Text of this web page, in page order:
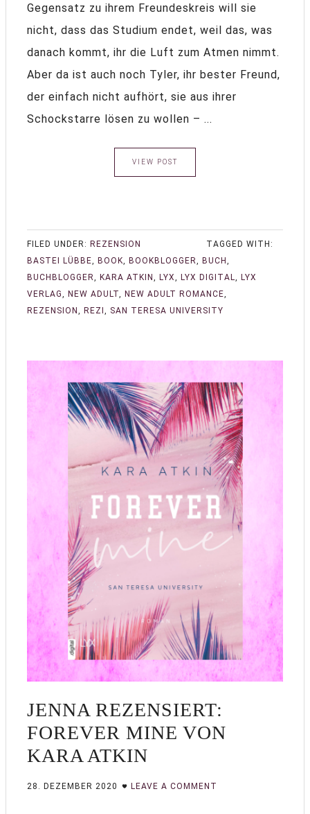
Gegensatz zu ihrem Freundeskreis will sie
nicht, dass das Studium endet, weil das, was
danach kommt, ihr die Luft zum Atmen nimmt.
Aber da ist auch noch Tyler, ihr bester Freund,
der einfach nicht aufhört, sie aus ihrer
Schockstarre lösen zu wollen – ...
VIEW POST
FILED UNDER: REZENSION
TAGGED WITH:
BASTEI LÜBBE, BOOK, BOOKBLOGGER, BUCH ,
BUCHBLOGGER, KARA ATKIN , LYX, LYX DIGITAL, LYX
VERLAG, NEW ADULT, NEW ADULT ROMANCE,
REZENSION , REZI , SAN TERESA UNIVERSITY
JENNA REZENSIERT:
FOREVER MINE VON
KARA ATKIN
28. DEZEMBER 2020 LEAVE A COMMENT